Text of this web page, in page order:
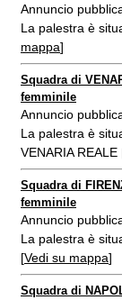
Annuncio
La palestra è
mappa]
Squadra di
femminile
Annuncio
La palestra è
VENARIA REALE
Squadra di
femminile
Annuncio
La palestra è
[Vedi su mappa]
Squadra di